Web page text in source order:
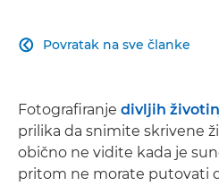
Povratak na sve članke

Fotografiranje divljih
prilika da snimite skrivene
obično ne vidite kada je
pritom ne morate putovati